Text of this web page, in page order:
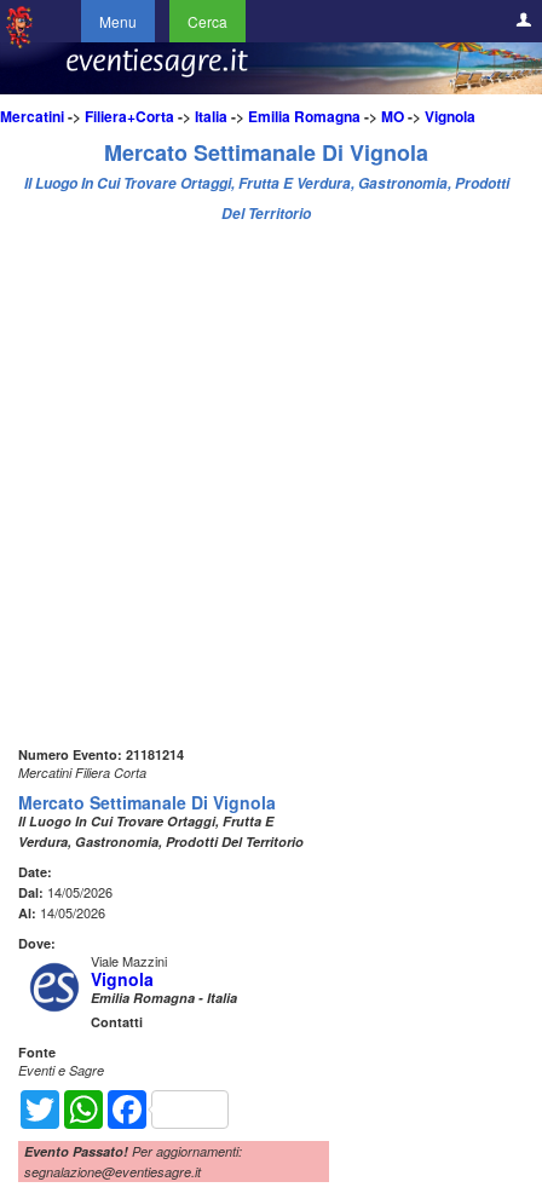
Menu Cerca
Mercatini-> Filiera+Corta-> Italia-> Emilia Romagna-> MO-> Vignola
Mercato Settimanale Di Vignola
Il Luogo In Cui Trovare Ortaggi, Frutta E Verdura, Gastronomia, Prodotti
Del Territorio
Numero Evento: 21181214
Mercatini Filiera Corta
Mercato Settimanale Di Vignola
Il Luogo In Cui Trovare Ortaggi, Frutta E
Verdura, Gastronomia, Prodotti Del Territorio
Date:
Dal: 14/05/2026
Al: 14/05/2026
Dove:
Viale Mazzini
Vignola
Emilia Romagna - Italia
Contatti
Fonte
Eventi e Sagre
Twitter WhatsAppFacebook
Evento Passato! Per aggiornamenti:
segnalazione@eventiesagre.it